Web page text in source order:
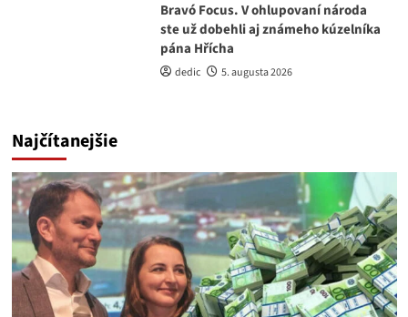
Bravó Focus. V ohlupovaní národa
ste už dobehli aj známeho kúzelníka
pána Hřícha
dedic 5. augusta 2026
Najčítanejšie